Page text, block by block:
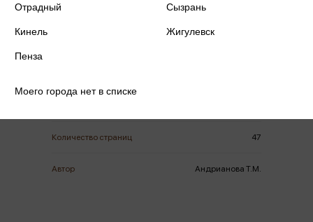
Количество страниц 47
Автор Андрианова Т.М.
Отрадный Сызрань
Кинель Жигулевск
Пенза
Моего города нет в списке